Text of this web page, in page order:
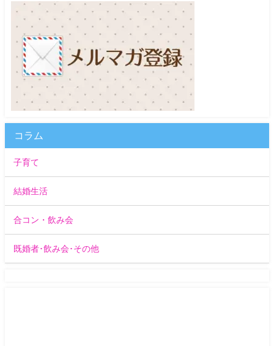
コラム
子育て
結婚生活
合コン・飲み会
既婚者･飲み会･その他